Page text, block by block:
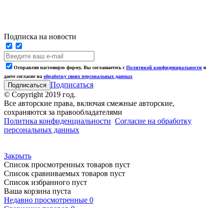
Подписка на новости
Отправляя настоящую форму, Вы соглашаетесь с Политикой конфиденциальности и
даете согласие на обработку своих персональных данных
Подписаться
© Copyright 2019 год.
Все авторские права, включая смежные авторские,
сохраняются за правообладателями
Политика конфиденциальности Согласие на обработку
персональных данных
Закрыть
Список просмотренных товаров пуст
Список сравниваемых товаров пуст
Список избранного пуст
Ваша корзина пуста
Недавно просмотренные 0